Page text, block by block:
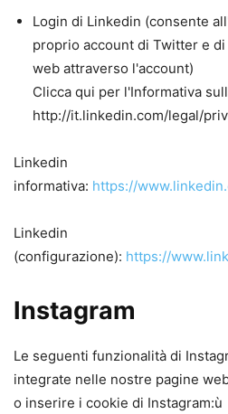
Login di Linkedin (consente
proprio account di Twitter e
web attraverso l'account)
Clicca qui per l'Informativa
http://it.linkedin.com/legal/
Linkedin
informativa: https://
Linkedin
(configurazione): https://
Instagram
Le seguenti funzionalità di
integrate nelle nostre pagine
o inserire i cookie di Instagram:ù